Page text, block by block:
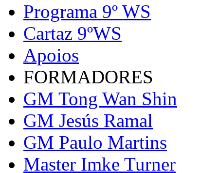
Programa 9º WS
Cartaz 9ºWS
Apoios
FORMADORES
GM Tong Wan Shin
GM Jesús Ramal
GM Paulo Martins
Master Imke Turner